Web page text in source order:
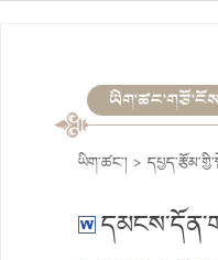
ཡིག་ཚང་། >